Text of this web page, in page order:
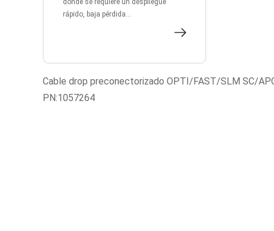
donde se requiere un despliegue
rápido, baja pérdida...
Cable drop preconectorizado OPTI/FAST/SLM SC/
PN:1057264